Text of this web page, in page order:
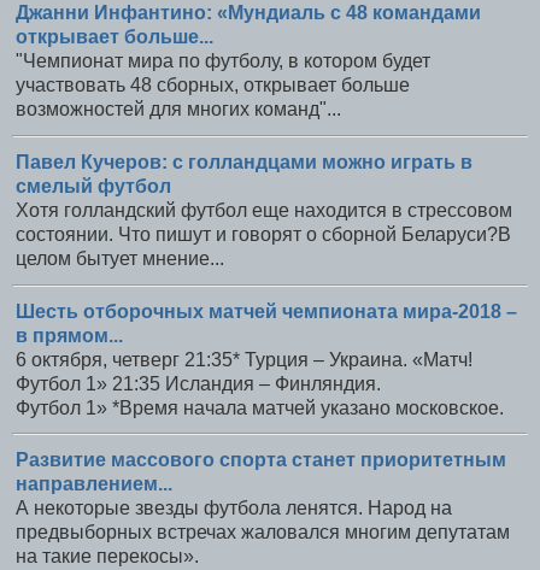
Джанни Инфантино: «Мундиаль с 48 командами
открывает больше...
"Чемпионат мира по футболу, в котором будет
участвовать 48 сборных, открывает больше
возможностей для многих команд"...
Павел Кучеров: с голландцами можно играть в
смелый футбол
Хотя голландский футбол еще находится в стрессовом
состоянии. Что пишут и говорят о сборной Беларуси?В
целом бытует мнение...
Шесть отборочных матчей чемпионата мира-2018 –
в прямом...
6 октября, четверг 21:35* Турция – Украина. «Матч!
Футбол 1» 21:35 Исландия – Финляндия.
Футбол 1» *Время начала матчей указано московское.
Развитие массового спорта станет приоритетным
направлением...
А некоторые звезды футбола ленятся. Народ на
предвыборных встречах жаловался многим депутатам
на такие перекосы».